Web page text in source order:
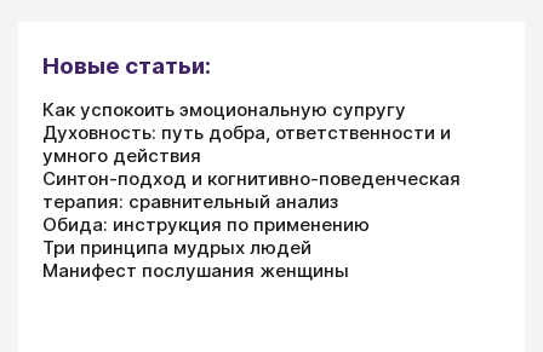
Новые статьи:
Как успокоить эмоциональную супругу
Духовность: путь добра, ответственности и
умного действия
Синтон-подход и когнитивно-поведенческая
терапия: сравнительный анализ
Обида: инструкция по применению
Три принципа мудрых людей
Манифест послушания женщины